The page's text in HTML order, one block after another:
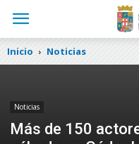
Inicio Noticias
Noticias
Más de 150